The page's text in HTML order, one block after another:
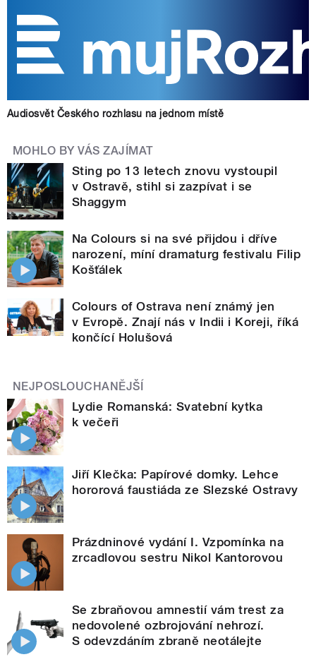
Audiosvět Českého rozhlasu na jednom místě
MOHLO BY VÁS ZAJÍMAT
Sting po 13 letech znovu vystoupil
v Ostravě, stihl si zazpívat i se
Shaggym
Na Colours si na své přijdou i dříve
narození, míní dramaturg festivalu Filip
Košťálek
Colours of Ostrava není známý jen
v Evropě. Znají nás v Indii i Koreji, říká
končící Holušová
NEJPOSLOUCHANĚJŠÍ
Lydie Romanská: Svatební kytka
k večeři
Jiří Klečka: Papírové domky. Lehce
hororová faustiáda ze Slezské Ostravy
Prázdninové vydání I. Vzpomínka na
zrcadlovou sestru Nikol Kantorovou
Se zbraňovou amnestií vám trest za
nedovolené ozbrojování nehrozí.
S odevzdáním zbraně neotálejte